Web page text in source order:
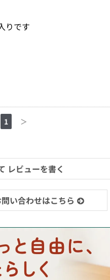
りです
1 ＞
レビューを書く
い合わせはこちら